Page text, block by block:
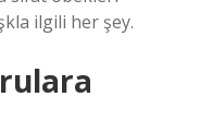
ilgili her şey.